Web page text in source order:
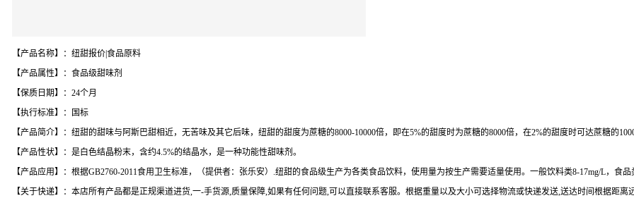
【产品名称】：纽甜报价|食品原料
【产品属性】：食品级甜味剂
【保质日期】：24个月
【执行标准】：国标
【产品简介】：纽甜的甜味与阿斯巴甜相近，无苦味及其它后味，纽甜的甜度为蔗糖的8000-10000倍，即在5%的甜度时为蔗糖的8000倍，在2%的甜度时可达蔗糖的
【产品性状】：是白色结晶粉末，含约4.5%的结晶水，是一种功能性甜味剂。
【产品应用】：根据GB2760-2011食用卫生标准，（提供者：张乐安）.纽甜的食品级生产为各类食品饮料，使用量为按生产需要适量使用。一般饮料类8-17mg/L，食
【关于快递】：本店所有产品都是正规渠道进货,一-手货源,质量保障,如果有任何问题,可以直接联系客服。根据重量以及大小可选择物流或快递发送,送达时间根据距离